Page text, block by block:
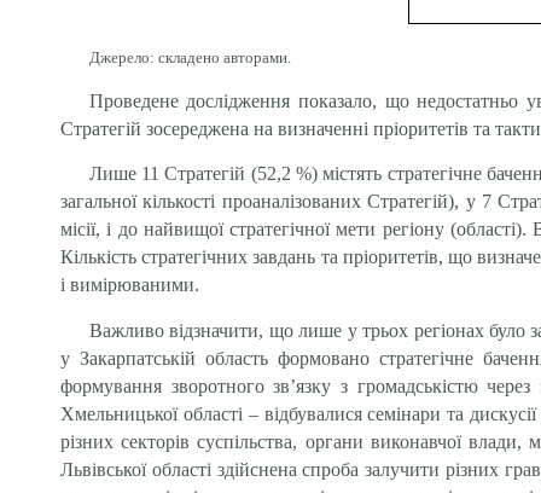
Джерело: складено авторами.
Проведене дослідження показало, що недостатньо
Стратегій зосереджена на визначенні пріоритетів та
Лише 11 Стратегій (52,2 %) містять стратегічне
загальної кількості проаналізованих Стратегій), у 7
місії, і до найвищої стратегічної мети регіону
Кількість стратегічних завдань та пріоритетів, що
і вимірюваними.
Важливо відзначити, що лише у трьох регіонах було
у Закарпатській область формовано стратегічне
формування зворотного зв’язку з громадськістю
Хмельницької області – відбувалися семінари та
різних секторів суспільства, органи виконавчої влади,
Львівської області здійснена спроба залучити різних